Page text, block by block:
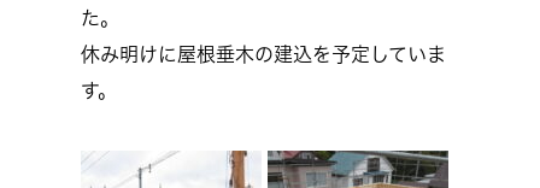
た。
休み明けに屋根垂木の建込を予定していま
す。